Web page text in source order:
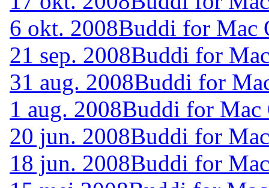
6 okt. 2008Buddi for Mac
21 sep. 2008Buddi for
31 aug. 2008Buddi for
1 aug. 2008Buddi for Mac
20 jun. 2008Buddi for
18 jun. 2008Buddi for